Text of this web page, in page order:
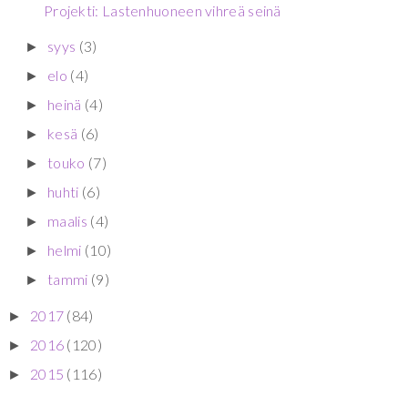
Projekti: Lastenhuoneen vihreä seinä
► syys (3)
► elo (4)
► heinä (4)
► kesä (6)
► touko (7)
► huhti (6)
► maalis (4)
► helmi (10)
► tammi (9)
► 2017 (84)
► 2016 (120)
► 2015 (116)